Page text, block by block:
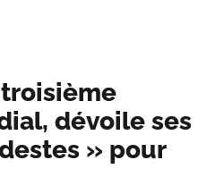
troisième
dévoile ses
» pour